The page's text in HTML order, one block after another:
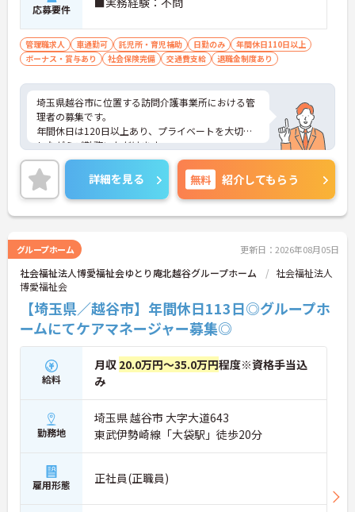
応募要件
管理職求人 車通勤可 託児所・育児補助 日勤のみ
年間休日110日以上
ボーナス・賞与あり
社会保険完備 交通費支給 退職金制度あり
埼玉県越谷市に位置する訪問介護事業所における管
理者の募集です。
年間休日は120日以上あり、プライベートを大切に
しながらご勤務いただけます。
ご興味のある方には、面接対策ポイントなど、さら
に詳細をご案内しますのでお気軽にご相談くださ
い！
詳細を見る 無料 紹介してもらう
グループホーム 更新日：2026年08月05日
社会福祉法人博愛福祉会ゆとり庵北越谷グループホーム
社会福祉法人
博愛福祉会
【埼玉県／越谷市】年間休日113日◎グループホ
ームにてケアマネージャー募集◎
給料
月収 20.0万円～35.0万円程度※資格手当込
み
勤務地
埼玉県 越谷市 大字大道643
東武伊勢崎線「大袋駅」徒歩20分
雇用形態 正社員(正職員)